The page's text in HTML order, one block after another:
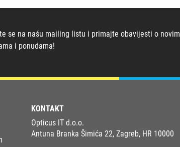
se na našu mailing listu i primajte obavijesti o novim
i ponudama!
KONTAKT
Opticus IT d.o.o.
Antuna Branka Šimića 22, Zagreb, HR 10000